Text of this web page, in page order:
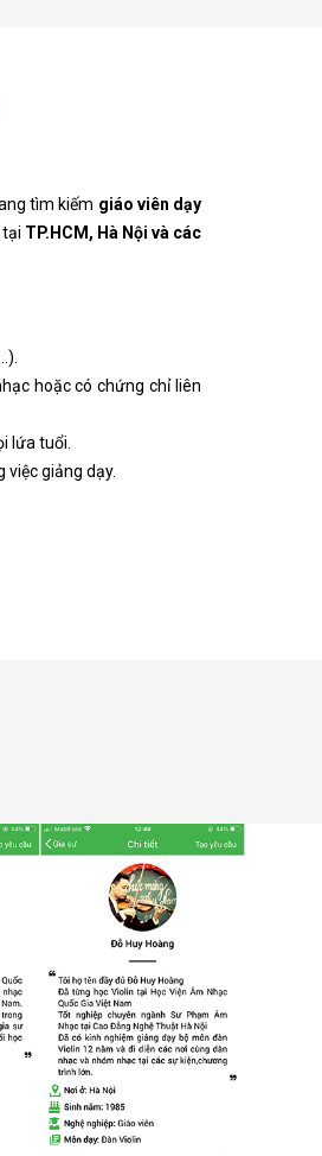
tìm kiếm giáo viên dạy
TP.HCM, Hà Nội và các
hoặc có chứng chỉ liên
lứa tuổi.
việc giảng dạy.